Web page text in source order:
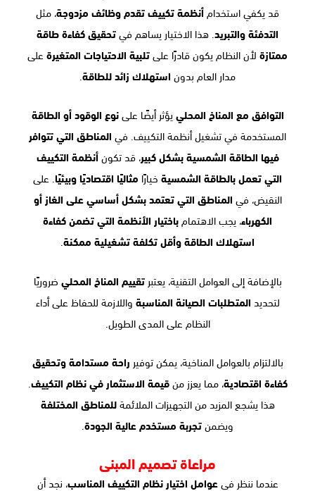
قد يكفي استخدام أنظمة تكييف تقدم وظائف مزدوجة، مثل
التدفئة والتبريد . هذا الاختيار يساهم فيتحقيق كفاءة طاقة
ممتازة لأن النظام يكون قادرًا علىتلبية الاحتياجات المتغيرة على
مدار العام بدون استهلاك زائد للطاقة
التوافق مع المناخ المحلي يؤثر أيضًا علىنوع الوقود أو الطاقة
المستخدمة في تشغيل أنظمة التكييف. في المناطق التي تتوافر
فيها الطاقة الشمسية بشكل كبير، قد تكونأنظمة التكييف
التي تعمل بالطاقة الشمسية خيارًا مثاليًا اقتصاديًا وبيئيًا . على
النقيض، في المناطق التي تعتمد بشكل أساسي على الغاز أو
الكهرباء، يجب الاهتمام باختيار الأنظمة التي تضمن كفاءة
استهلاك الطاقة وأقل تكلفة تشغيلية ممكنة
بالإضافة إلى العوامل التقنية، يعتبرتقييم المناخ المحلي ضروريًا
لتحديد المتطلبات الصيانة المناسبة واللازمة للحفاظ على أداء
النظام على المدى الطويل.
بالالتزام بالعوامل المناخية، يمكن توفير راحة مستدامة وتحقيق
كفاءة اقتصادية، مما يعزز منقيمة الاستثمار في نظام التكييف
هذا يشجع المزيد من التجهيزات الملائمةللمناطق المختلفة
ويضمنتجربة مستخدم عالية الجودة
مراعاة تصميم المبنى
عندما ننظر فيعوامل اختيار نظام التكييف المناسب، نجد أن